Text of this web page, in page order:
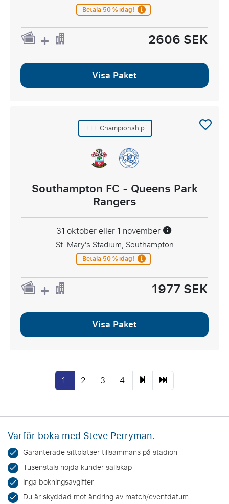
Betala 50 % idag!
2606 SEK
Visa Paket
EFL Championship
Southampton FC - Queens Park
Rangers
31 oktober eller 1 november
St. Mary's Stadium, Southampton
Betala 50 % idag!
1977 SEK
Visa Paket
1 2 3 4
Varför boka med Steve Perryman.
Garanterade sittplatser tillsammans på stadion
Tusenstals nöjda kunder sällskap
Inga bokningsavgifter
Du är skyddad mot ändring av match/eventdatum.